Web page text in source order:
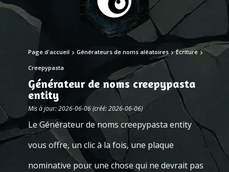
Page d'accueil Générateurs de noms aléatoires Écriture
Creepypasta
Générateur de noms creepypasta
entity
Mis à jour: 2026-06-06 (créé: 2026-06-06)
Le Générateur de noms creepypasta entity
vous offre, un clic à la fois, une plaque
nominative pour une chose qui ne devrait pas